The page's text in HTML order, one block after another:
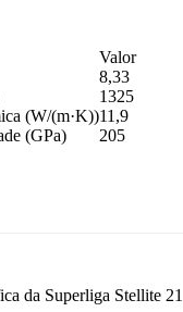
Valor
8,33
1325
(W/(m·K))11,9
(GPa)
205
da Superliga Stellite 21